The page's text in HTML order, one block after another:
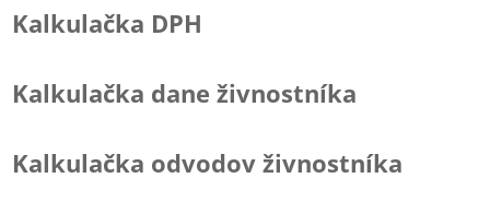
Kalkulačka DPH
Kalkulačka dane živnostníka
Kalkulačka odvodov živnostníka